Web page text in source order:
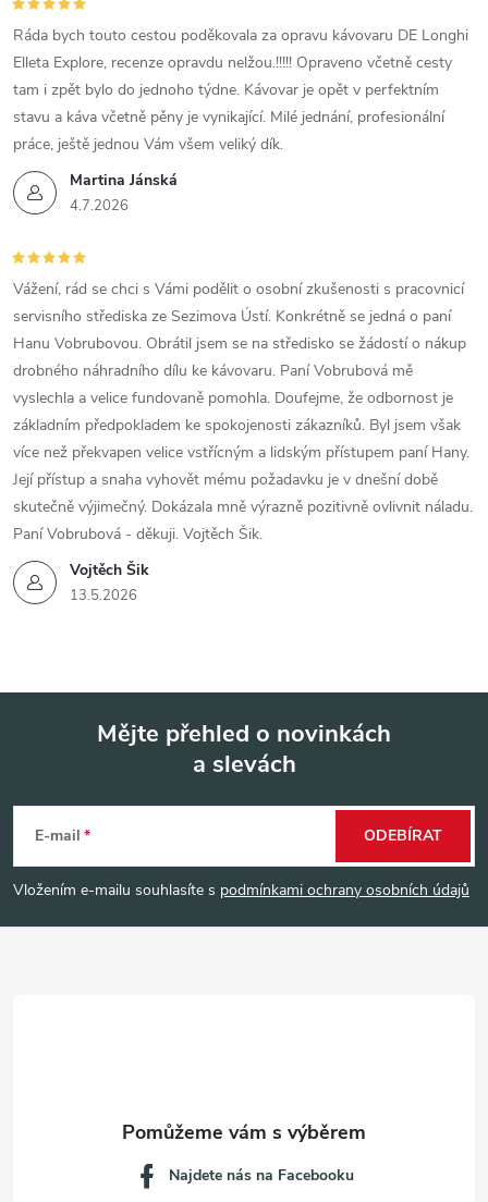
p
i
s
u
Martina Jánská
4.7.2026
Ráda bych touto cestou poděkovala za opravu kávovaru DE Longhi
Elleta Explore, recenze opravdu nelžou.!!!!! Opraveno včetně cesty
tam i zpět bylo do jednoho týdne. Kávovar je opět v perfektním
stavu a káva včetně pěny je vynikající. Milé jednání, profesionální
práce, ještě jednou Vám všem veliký dík.
Vojtěch Šik
13.5.2026
Vážení, rád se chci s Vámi podělit o osobní zkušenosti s pracovnicí
servisního střediska ze Sezimova Ústí. Konkrétně se jedná o paní
Hanu Vobrubovou. Obrátil jsem se na středisko se žádostí o nákup
drobného náhradního dílu ke kávovaru. Paní Vobrubová mě
vyslechla a velice fundovaně pomohla. Doufejme, že odbornost je
základním předpokladem ke spokojenosti zákazníků. Byl jsem však
více než překvapen velice vstřícným a lidským přístupem paní Hany.
Její přístup a snaha vyhovět mému požadavku je v dnešní době
skutečně výjimečný. Dokázala mně výrazně pozitivně ovlivnit náladu.
Paní Vobrubová - děkuji. Vojtěch Šik.
p
Mějte přehled o novinkách
a slevách
E-mail
Vložením e-mailu souhlasíte s podmínkami ochrany osobních údajů
ODEBÍRAT
Najdete nás na Facebooku